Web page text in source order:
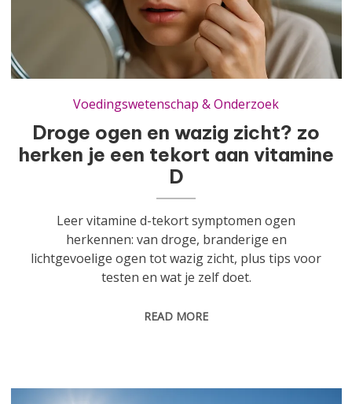
Droge ogen en wazig zicht? zo herken je een tekort aan vitamine D
Voedingswetenschap & Onderzoek
Droge ogen en wazig zicht? zo
herken je een tekort aan vitamine
D
Leer vitamine d-tekort symptomen ogen
herkennen: van droge, branderige en
lichtgevoelige ogen tot wazig zicht, plus tips voor
testen en wat je zelf doet.
READ MORE